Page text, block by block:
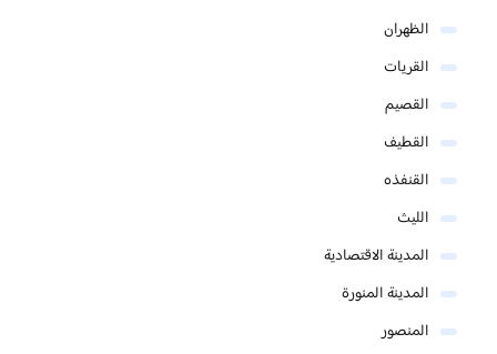
الظهران
القريات
القصيم
القطيف
القنفذه
الليث
المدينة الاقتصادية
المدينة المنورة
المنصور